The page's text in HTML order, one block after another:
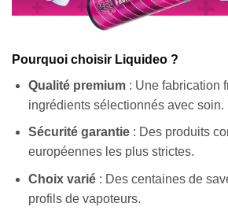
Pourquoi choisir Liquideo ?
Qualité premium: Une fabrication
ingrédients sélectionnés avec soin.
Sécurité garantie: Des produits
européennes les plus strictes.
Choix varié: Des centaines de
profils de vapoteurs.